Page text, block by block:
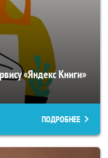
«Яндекс Книги»
ПОДРОБНЕЕ